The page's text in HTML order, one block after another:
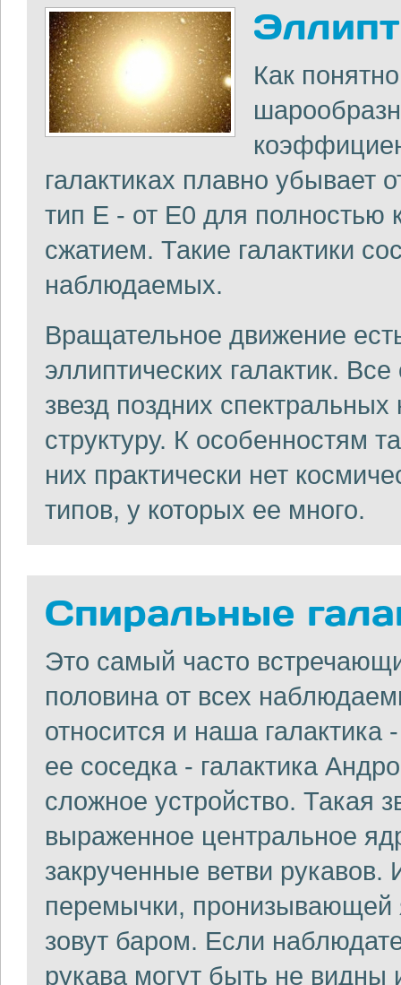
Как
галактиках плавно убывает
тип E - от E0 для
сжатием. Такие галактики
наблюдаемых.
Вращательное движение
эллиптических галактик.
звезд поздних
структуру. К особенностям
них практически нет
типов, у которых ее много.
Спиральные
Это самый часто
половина от всех
относится и наша
ее соседка - галактика
сложное устройство. Такая
выраженное центральное
закрученные ветви рукавов.
перемычки,
зовут баром. Если
рукава могут быть не видны